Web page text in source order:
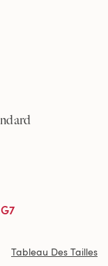
Tableau Des Tailles